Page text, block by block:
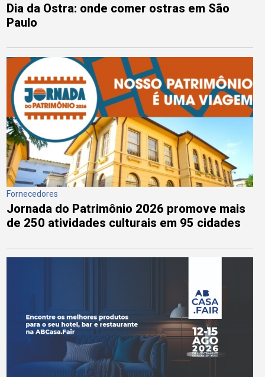
Dia da Ostra: onde comer ostras em São
Paulo
Fornecedores
Jornada do Patrimônio 2026 promove mais
de 250 atividades culturais em 95 cidades